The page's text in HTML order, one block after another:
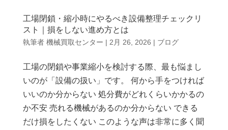
工場閉鎖・縮小時にやるべき設備整理チェックリ
スト｜損をしない進め方とは
執筆者 機械買取センター | 2月 26, 2026 | ブログ
工場の閉鎖や事業縮小を検討する際、最も悩まし
いのが「設備の扱い」です。 何から手をつければ
いいのか分からない 処分費がどれくらいかかるの
か不安 売れる機械があるのか分からない できる
だけ損をしたくない このような声は非常に多く聞